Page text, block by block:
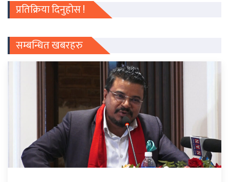
प्रतिक्रिया दिनुहोस !
सम्बन्धित खबरहरु